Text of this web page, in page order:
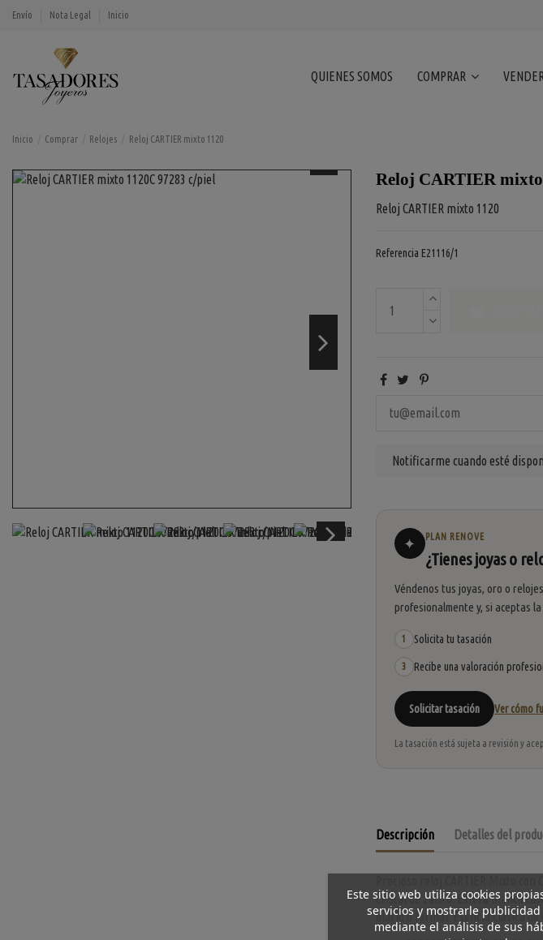
Envío Nota Legal Inicio
QUIENES SOMOS COMPRAR VENDER
Inicio Comprar Relojes Reloj CARTIER mixto 1120
Reloj CARTIER mixto
Reloj CARTIER mixto 1120
Referencia E21116/1
✦ PLAN RENOVE
¿Tienes joyas o
Véndenos tus joyas, oro o
profesionalmente y, si aceptas
1 Solicita tu tasación
3 Recibe una valoración
Solicitar tasación Ver cómo
La tasación está sujeta a revisión y
Descripción Detalles del
Precioso reloj CARTIER Mixto
cristal de zafiro. Esfera blanca
diario o formal. Esencia clásica
Este sitio web utiliza cookies
servicios y mostrarle
mediante el análisis de sus